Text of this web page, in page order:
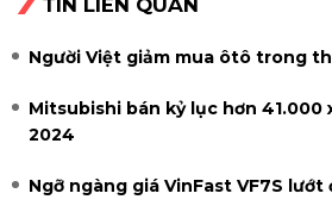
TIN LIÊN QUAN
Người Việt giảm mua ôtô trong
Mitsubishi bán kỷ lục hơn 41.000
2024
Ngỡ ngàng giá VinFast VF7S